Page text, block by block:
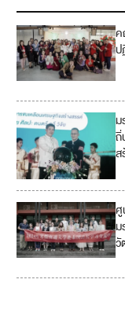
ค
ป
ม
ถิ่
ส
ศู
ม
วั